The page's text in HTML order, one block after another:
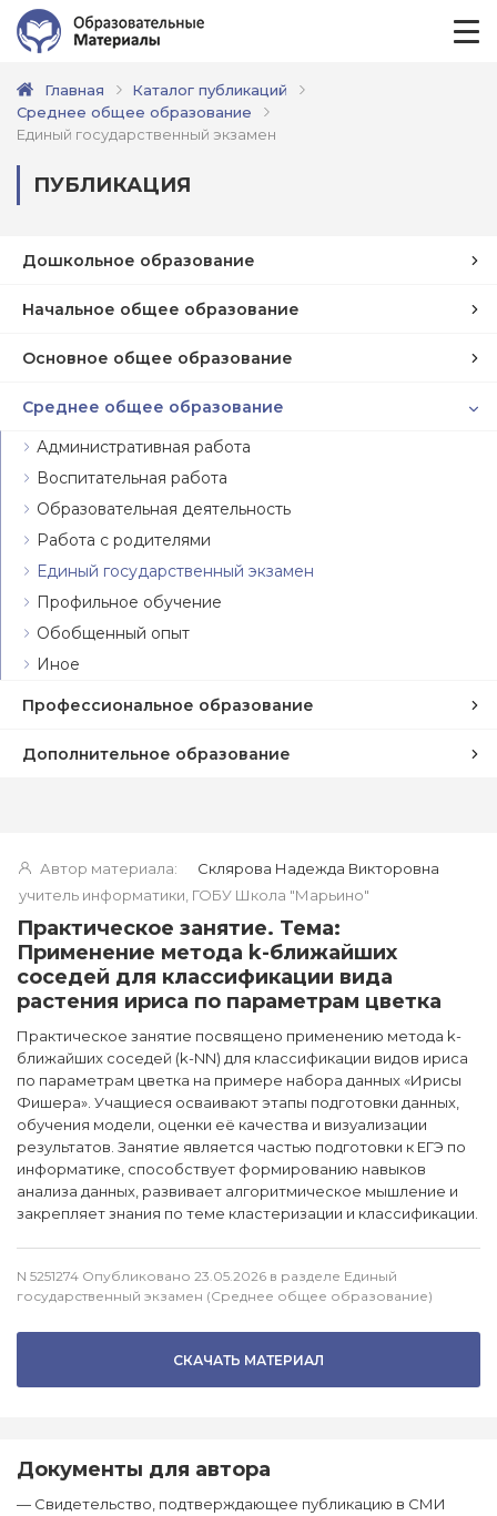
Главная
Каталог публикаций
Среднее общее образование
Единый государственный экзамен
ПУБЛИКАЦИЯ
Дошкольное образование
Начальное общее образование
Основное общее образование
Среднее общее образование
Административная работа
Воспитательная работа
Образовательная деятельность
Работа с родителями
Единый государственный экзамен
Профильное обучение
Обобщенный опыт
Иное
Профессиональное образование
Дополнительное образование
Автор материала:
Склярова Надежда Викторовна
учитель информатики, ГОБУ Школа "Марьино"
Практическое занятие. Тема:
Применение метода k-ближайших
соседей для классификации вида
растения ириса по параметрам цветка
Практическое занятие посвящено применению метода k-
ближайших соседей (k-NN) для классификации видов ириса
по параметрам цветка на примере набора данных «Ирисы
Фишера». Учащиеся осваивают этапы подготовки данных,
обучения модели, оценки её качества и визуализации
результатов. Занятие является частью подготовки к ЕГЭ по
информатике, способствует формированию навыков
анализа данных, развивает алгоритмическое мышление и
закрепляет знания по теме кластеризации и классификации.
N 5251274 Опубликовано 23.05.2026 в разделе Единый
государственный экзамен (Среднее общее образование)
СКАЧАТЬ МАТЕРИАЛ
Документы для автора
— Свидетельство, подтверждающее публикацию в СМИ